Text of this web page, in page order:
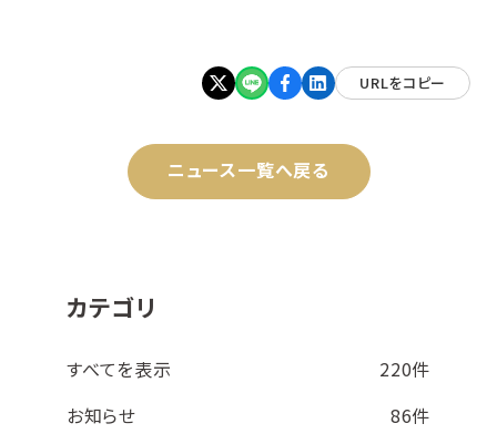
URLをコピー
ニュース一覧へ戻る
カテゴリ
すべてを表示
220件
お知らせ
86件